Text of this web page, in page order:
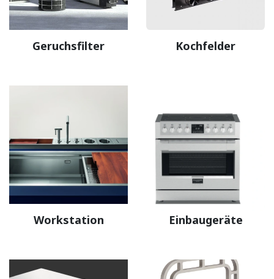
Geruchsfilter Kochfelder
Workstation Einbaugeräte